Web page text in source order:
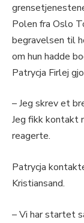
Polen fra Oslo
begravelsen til
om hun hadde
Patrycja Firlej
– Jeg skrev et
Jeg fikk kontakt
reagerte.
Patrycja
Kristiansand.
– Vi har startet